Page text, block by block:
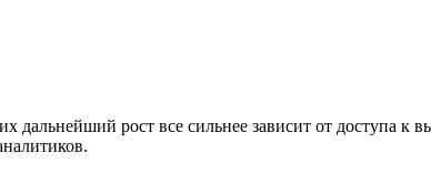
рост все сильнее зависит от доступа к